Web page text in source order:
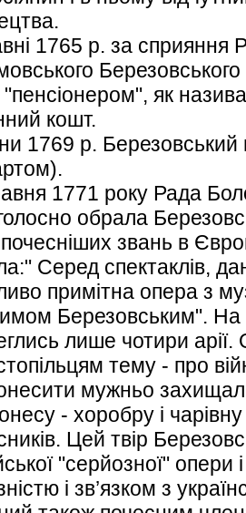
1765 р. за сприяння
"пенсіонером", як
кошт.
1769 р. Березовський
1771 року Рада
обрала
звань в
Серед спектаклів,
примітна опера з
Березовським". На
лише чотири
тему - про
мужньо
- хоробру і чарівну
Цей твір
"серйозної"
і зв’язком з